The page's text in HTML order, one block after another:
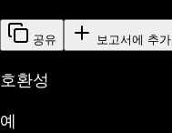
공유 보고서에 추가
호환성
예